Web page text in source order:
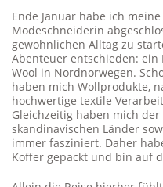
Ende Januar habe ich
Modeschneiderin
gewöhnlichen Alltag zu
Abenteuer entschieden: ein
Wool in Nordnorwegen.
haben mich Wollprodukte,
hochwertige textile
Gleichzeitig haben mich
skandinavischen Länder
immer fasziniert. Daher
Koffer gepackt und bin auf